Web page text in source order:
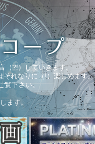
（?!）していきます。
それなりに（!）楽しめます。
下さい。
ます。